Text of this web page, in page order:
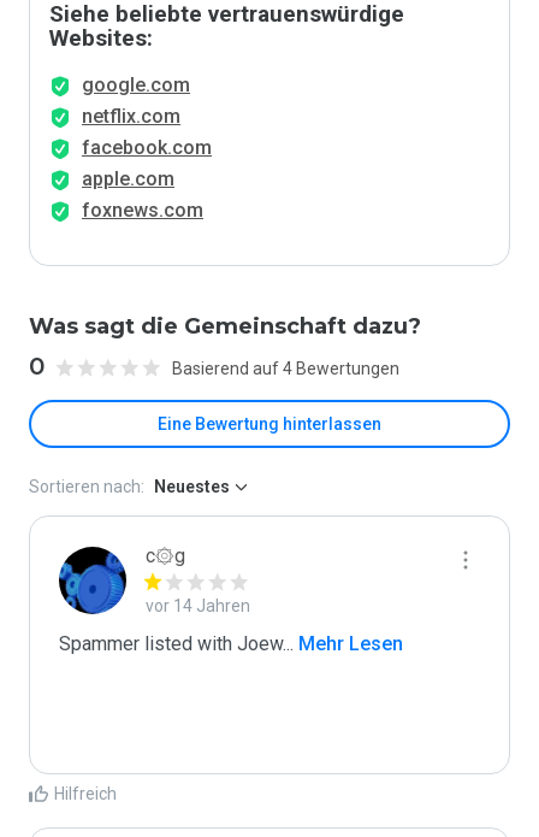
Siehe beliebte vertrauenswürdige
Websites:
google.com
netflix.com
facebook.com
apple.com
foxnews.com
Was sagt die Gemeinschaft dazu?
0 Basierend auf 4 Bewertungen
Eine Bewertung hinterlassen
Sortieren nach: Neuestes
c۞g
vor 14 Jahren
Spammer listed with Joew... Mehr Lesen
Hilfreich